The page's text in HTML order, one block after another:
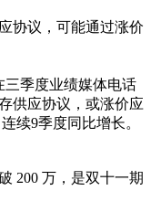
协议，可能通过涨价
三季度业绩媒体电话
供应协议，或涨价应
续9季度同比增长。
200 万，是双十一期